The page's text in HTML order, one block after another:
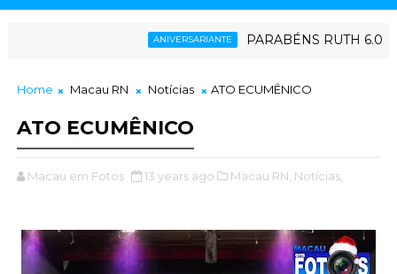
ANIVERSARIANTE PARABÉNS RUTH 6.0
Home Macau RN Notícias ATO ECUMÊNICO
ATO ECUMÊNICO
Macau em Fotos 13 years ago Macau RN, Notícias,